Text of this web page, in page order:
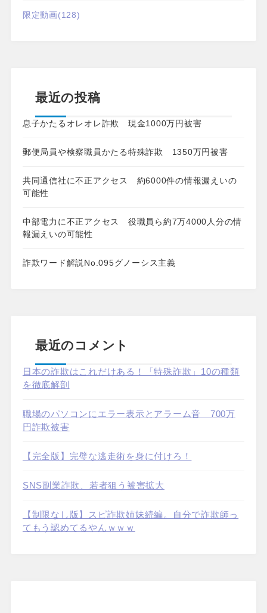
限定動画(128)
最近の投稿
息子かたるオレオレ詐欺 現金1000万円被害
郵便局員や検察職員かたる特殊詐欺 1350万円被害
共同通信社に不正アクセス 約6000件の情報漏えいの
可能性
中部電力に不正アクセス 役職員ら約7万4000人分の情
報漏えいの可能性
詐欺ワード解説No.095グノーシス主義
最近のコメント
日本の詐欺はこれだけある！「特殊詐欺」10の種類
を徹底解剖
職場のパソコンにエラー表示とアラーム音 700万
円詐欺被害
【完全版】完璧な逃走術を身に付けろ！
SNS副業詐欺、若者狙う被害拡大
【制限なし版】スピ詐欺姉妹続編。自分で詐欺師っ
てもう認めてるやんｗｗｗ